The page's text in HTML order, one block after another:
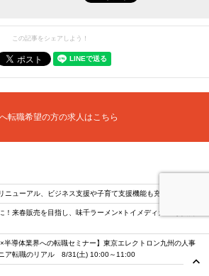
この記事をシェアしよう！
転職希望の方の求人はこちら
ニューアル、ビジネス支援や子育て支援機能も充実
！来春販売を目指し、味千ラーメン×トイメディカル が共同
半導体業界への転職セミナー】東京エレクトロン九州の人事
ア転職のリアル 8/31(土) 10:00～11:00